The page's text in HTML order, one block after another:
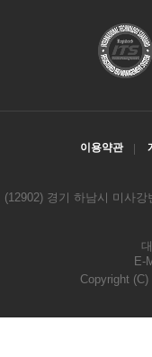
이용약관
(12902) 경기 하남시 미사
E-
Copyright